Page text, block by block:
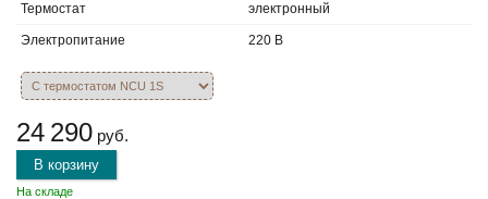
Термостат электронный
Электропитание 220 В
24 290 руб.
В корзину
На складе